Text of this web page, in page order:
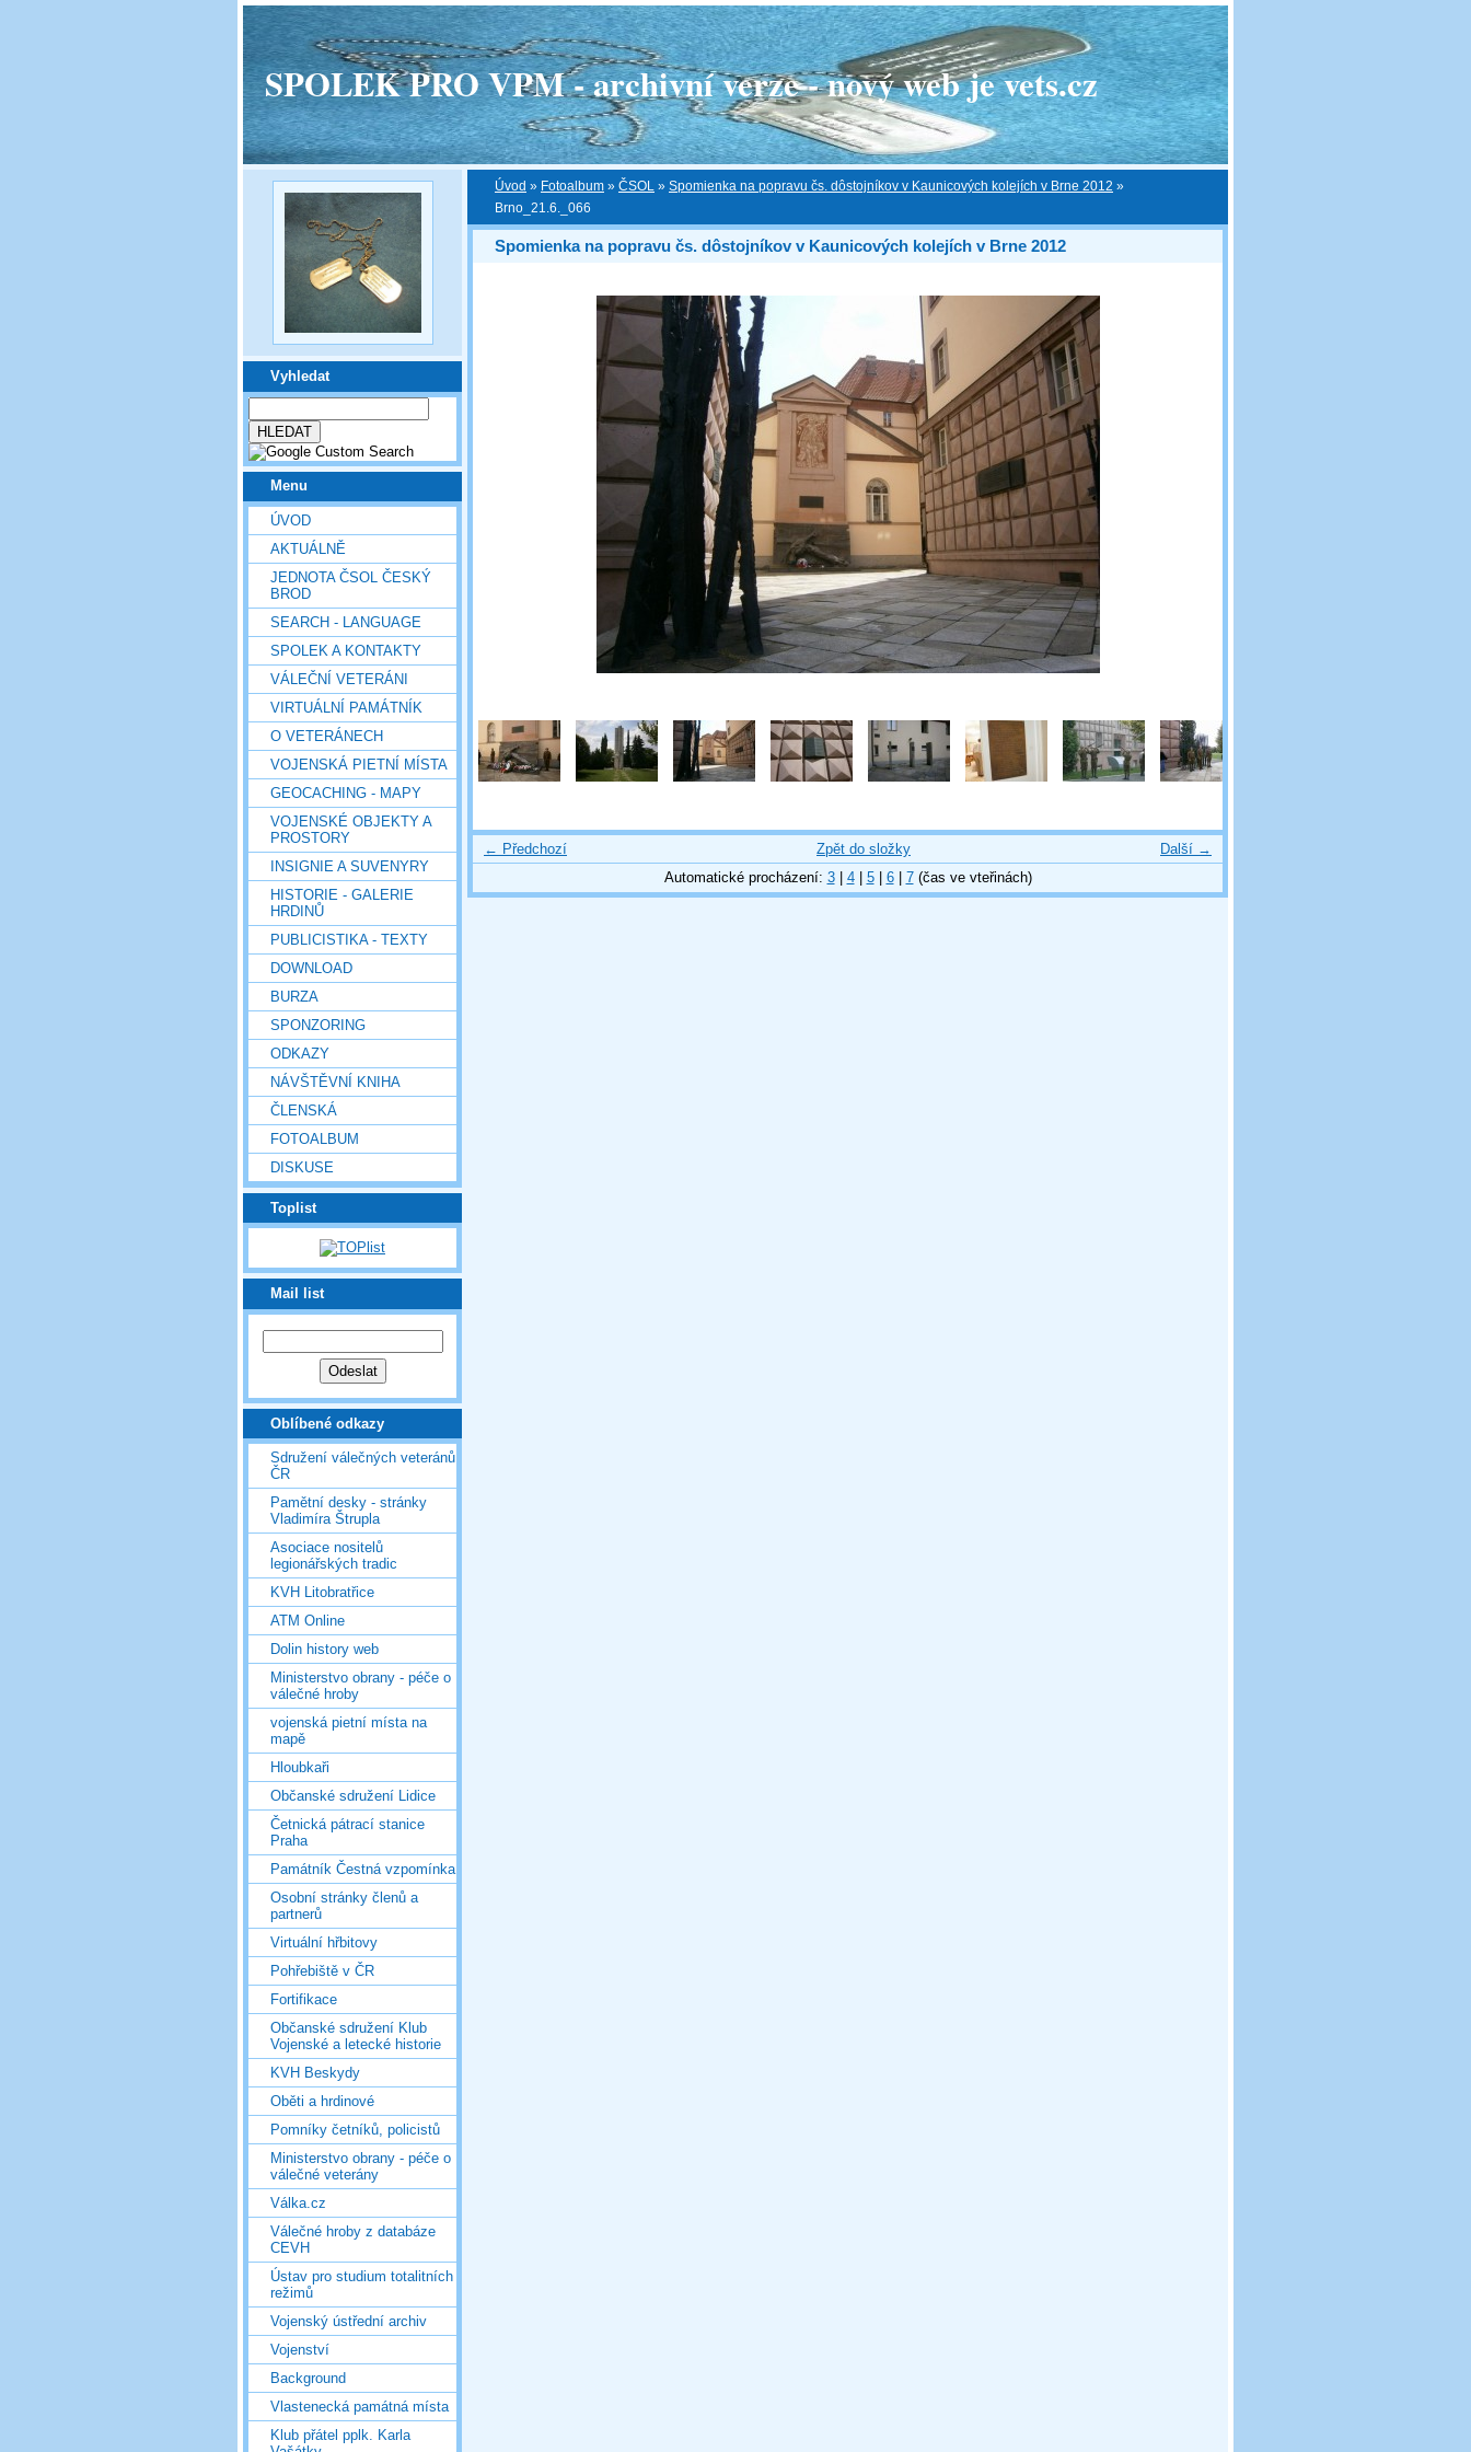
SPOLEK PRO VPM - archivní verze - nový web je vets.cz
Vyhledat
Menu
ÚVOD
AKTUÁLNĚ
JEDNOTA ČSOL ČESKÝ
BROD
SEARCH - LANGUAGE
SPOLEK A KONTAKTY
VÁLEČNÍ VETERÁNI
VIRTUÁLNÍ PAMÁTNÍK
O VETERÁNECH
VOJENSKÁ PIETNÍ MÍSTA
GEOCACHING - MAPY
VOJENSKÉ OBJEKTY A
PROSTORY
INSIGNIE A SUVENYRY
HISTORIE - GALERIE
HRDINŮ
PUBLICISTIKA - TEXTY
DOWNLOAD
BURZA
SPONZORING
ODKAZY
NÁVŠTĚVNÍ KNIHA
ČLENSKÁ
FOTOALBUM
DISKUSE
Toplist
Mail list
Oblíbené odkazy
Sdružení válečných veteránů
ČR
Pamětní desky - stránky
Vladimíra Štrupla
Asociace nositelů
legionářských tradic
KVH Litobratřice
ATM Online
Dolin history web
Ministerstvo obrany - péče o
válečné hroby
vojenská pietní místa na
mapě
Hloubkaři
Občanské sdružení Lidice
Četnická pátrací stanice
Praha
Památník Čestná vzpomínka
Osobní stránky členů a
partnerů
Virtuální hřbitovy
Pohřebiště v ČR
Fortifikace
Občanské sdružení Klub
Vojenské a letecké historie
KVH Beskydy
Oběti a hrdinové
Pomníky četníků, policistů
Ministerstvo obrany - péče o
válečné veterány
Válka.cz
Válečné hroby z databáze
CEVH
Ústav pro studium totalitních
režimů
Vojenský ústřední archiv
Vojenství
Background
Vlastenecká památná místa
Klub přátel pplk. Karla
Úvod » Fotoalbum » ČSOL » Spomienka na popravu čs. dôstojníkov v Kaunicových kolejích v Brne 2012 »
Brno_21.6._066
Spomienka na popravu čs. dôstojníkov v Kaunicových kolejích v Brne 2012
← Předchozí Další →
Zpět do složky
Automatické procházení: 3| 4| 5| 6| 7(čas ve vteřinách)